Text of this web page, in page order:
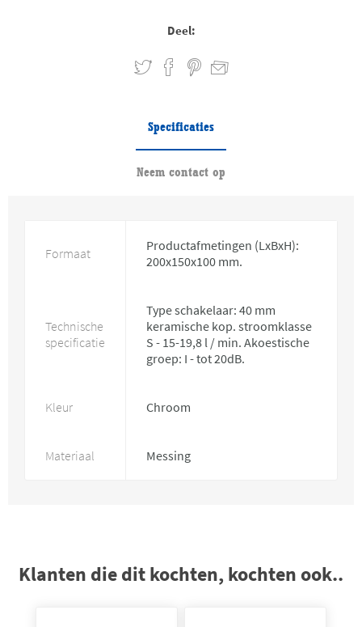
Deel:
Specificaties
Neem contact op
Formaat
Productafmetingen (LxBxH):
200x150x100 mm.
Technische
specificatie
Type schakelaar: 40 mm
keramische kop. stroomklasse
S - 15-19,8 l / min. Akoestische
groep: I - tot 20dB.
Kleur Chroom
Materiaal Messing
Klanten die dit kochten, kochten ook..